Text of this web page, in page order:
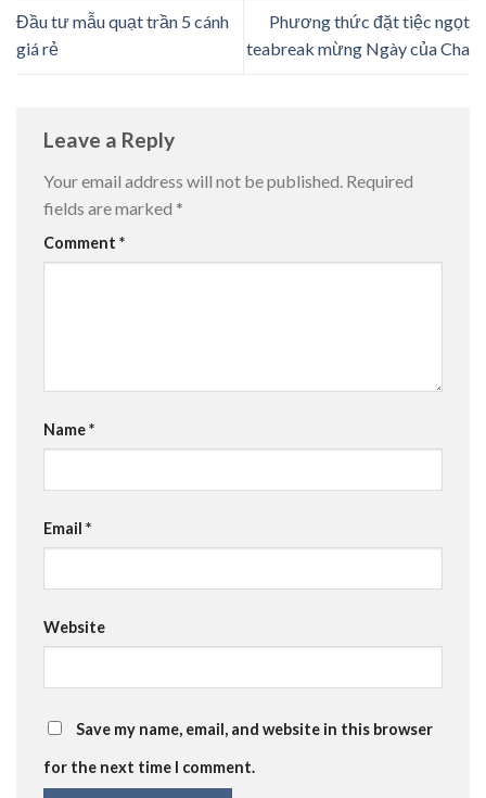
Đầu tư mẫu quạt trần 5 cánh
giá rẻ
Phương thức đặt tiệc ngọt
teabreak mừng Ngày của Cha
Leave a Reply
Your email address will not be published. Required
fields are marked *
Comment *
Name*
Email *
Website
Save my name, email, and website in this browser
for the next time I comment.